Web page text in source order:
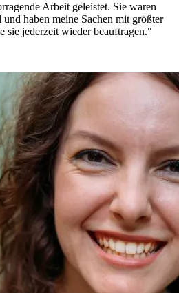
Arbeit geleistet. Sie waren
haben meine Sachen mit größter
sie jederzeit wieder beauftragen."